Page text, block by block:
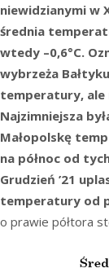
niewidzianymi w
średnia
wtedy –0,6°C.
wybrzeża
temperatury, ale
Najzimniejsza
Małopolskę
na północ od
Grudzień ’21
temperatury od
o prawie półtora